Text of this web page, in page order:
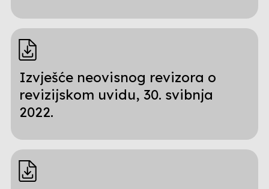
Izvješće neovisnog revizora o
revizijskom uvidu, 30. svibnja
2022.